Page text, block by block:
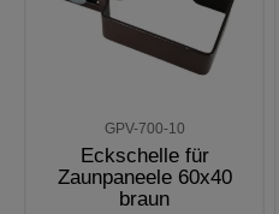
GPV-700-10
Eckschelle für
Zaunpaneele 60x40
braun